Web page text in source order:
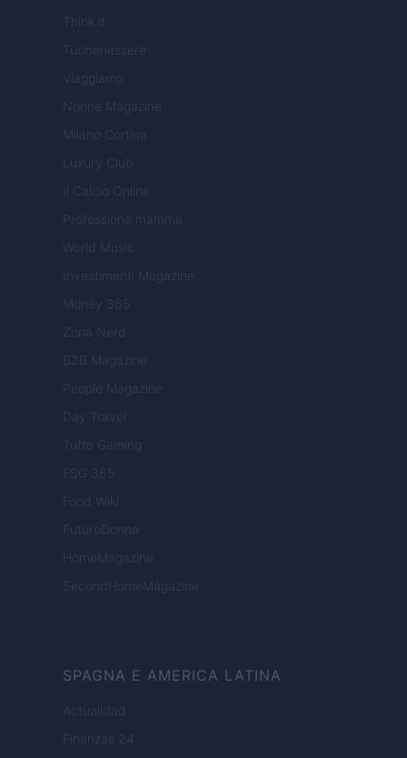
Think.it
Tuobenessere
Viaggiamo
Nonne Magazine
Milano Cortina
Luxury Club
Il Calcio Online
Professione mamma
World Music
Investimenti Magazine
Money 365
Zona Nerd
B2B Magazine
People Magazine
Day Travel
Tutto Gaming
ESG 365
Food Wiki
FuturoDonna
HomeMagazine
SecondHomeMagazine
SPAGNA E AMERICA LATINA
Actualidad
Finanzas 24